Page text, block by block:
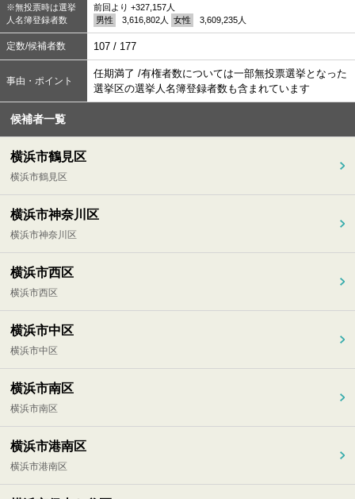
※無投票時は選挙
人名簿登録者数
前回より +327,157人
男性
3,616,802人 女性 3,609,235人
定数/候補者数 107 / 177
事由・ポイント
任期満了 /有権者数については一部無投票選挙となった
選挙区の選挙人名簿登録者数も含まれています
候補者一覧
横浜市鶴見区
横浜市鶴見区
横浜市神奈川区
横浜市神奈川区
横浜市西区
横浜市西区
横浜市中区
横浜市中区
横浜市南区
横浜市南区
横浜市港南区
横浜市港南区